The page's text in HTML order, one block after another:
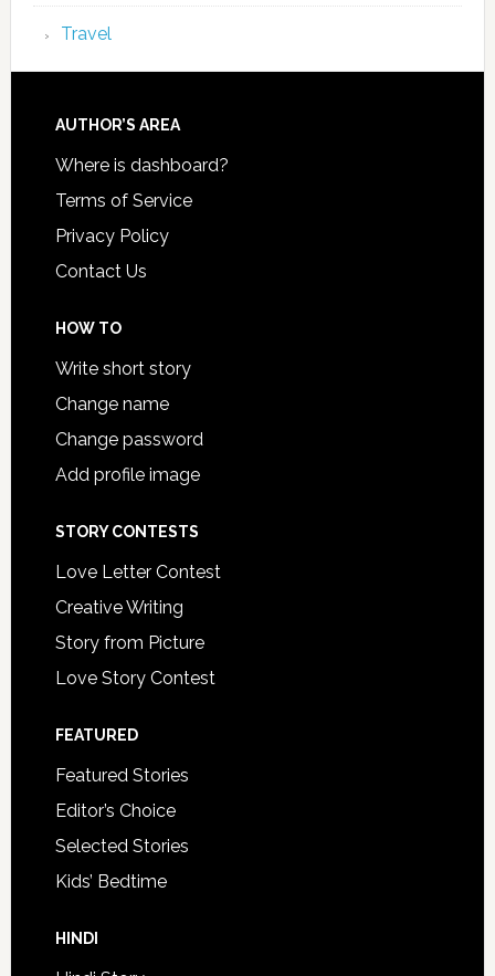
Travel
AUTHOR’S AREA
Where is dashboard?
Terms of Service
Privacy Policy
Contact Us
HOW TO
Write short story
Change name
Change password
Add profile image
STORY CONTESTS
Love Letter Contest
Creative Writing
Story from Picture
Love Story Contest
FEATURED
Featured Stories
Editor’s Choice
Selected Stories
Kids’ Bedtime
HINDI